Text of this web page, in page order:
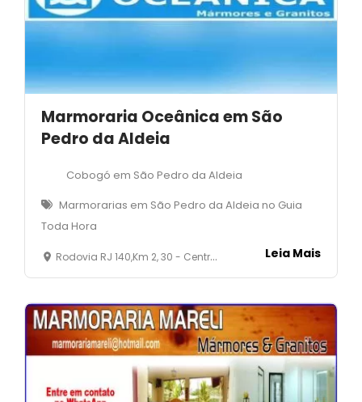
Marmoraria Oceânica em São
Pedro da Aldeia
Cobogó em São Pedro da Aldeia
Marmorarias em São Pedro da Aldeia no Guia
Toda Hora
Rodovia RJ 140,Km 2, 30 - Centro - São Pedro da Aldeia Leia Mais